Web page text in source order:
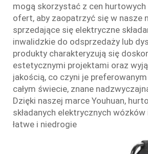
mogą skorzystać z cen hurtowych
ofert, aby zaopatrzyć się w nasze
sprzedające się elektryczne
inwalidzkie do odsprzedaży lub
produkty charakteryzują się
estetycznymi projektami oraz
jakością, co czyni je
całym świecie, znane
Dzięki naszej marce Youhuan,
składanych elektrycznych
łatwe i niedrogie